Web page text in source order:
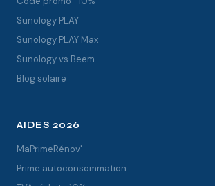
Sunology PLAY
Sunology PLAY Max
Sunology vs Beem
Blog solaire
AIDES 2026
MaPrimeRénov'
Prime autoconsommation